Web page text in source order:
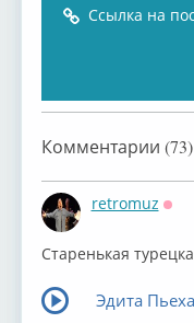
Ссылка на
Комментарии (73)
retromuz
Старенькая
Эдита